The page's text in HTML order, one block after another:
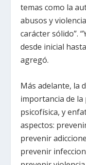
temas como la
abusos y
carácter sólido”.
desde inicial
agregó.
Más adelante, la
importancia de
psicofísica, y
aspectos:
prevenir
prevenir